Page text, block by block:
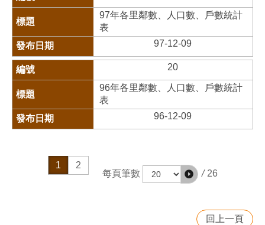
97年各里鄰數、人口數、戶數統計
表
97-12-09
20
96年各里鄰數、人口數、戶數統計
表
96-12-09
1
2
每頁筆數
/ 26
回上一頁